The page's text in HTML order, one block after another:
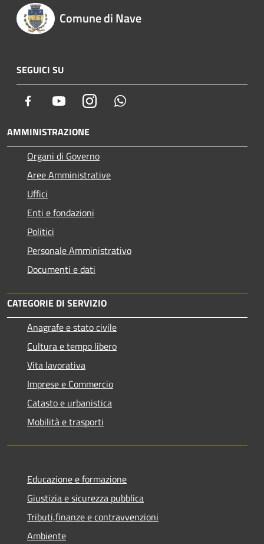
Comune di Nave
SEGUICI SU
Facebook YoutubeInstagram
AMMINISTRAZIONE
Organi di Governo
Aree Amministrative
Uffici
Enti e fondazioni
Politici
Personale Amministrativo
Documenti e dati
CATEGORIE DI SERVIZIO
Anagrafe e stato civile
Cultura e tempo libero
Vita lavorativa
Imprese e Commercio
Catasto e urbanistica
Mobilità e trasporti
Educazione e formazione
Giustizia e sicurezza pubblica
Tributi,finanze e contravvenzioni
Ambiente